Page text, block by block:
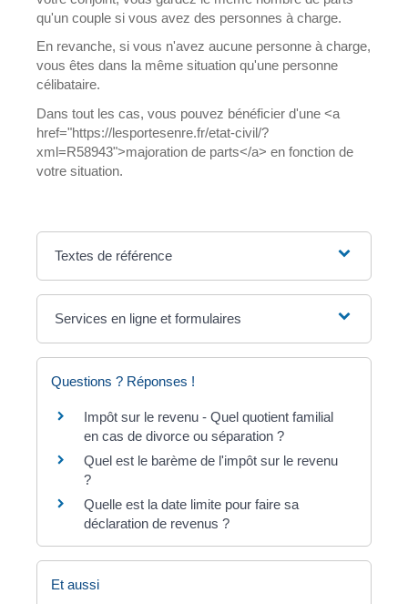
qu'un couple si vous avez des personnes à charge.
En revanche, si vous n'avez aucune personne à charge,
vous êtes dans la même situation qu'une personne
célibataire.
Dans tout les cas, vous pouvez bénéficier d'une <a
href="https://lesportesenre.fr/etat-civil/?
xml=R58943">majoration de parts</a> en fonction de
votre situation.
Textes de référence
Services en ligne et formulaires
Questions ? Réponses !
Impôt sur le revenu - Quel quotient familial
en cas de divorce ou séparation ?
Quel est le barème de l'impôt sur le revenu
?
Quelle est la date limite pour faire sa
déclaration de revenus ?
Et aussi